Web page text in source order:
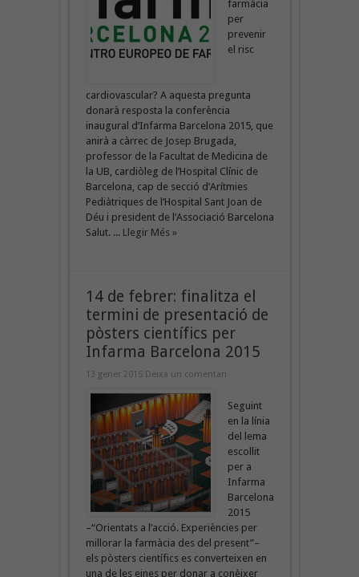
farmàcia
per
prevenir
el risc
cardiovascular? A aquesta pregunta
donarà resposta la conferència
inaugural d’Infarma Barcelona 2015, que
anirà a càrrec de Josep Brugada,
professor de la Facultat de Medicina de
la UB, cardiòleg de l’Hospital Clínic de
Barcelona, cap de secció d’Arítmies
Pediàtriques de l’Hospital Sant Joan de
Déu i president de l’Associació Barcelona
Salut. ... Llegir Més »
14 de febrer: finalitza el
termini de presentació de
pòsters científics per
Infarma Barcelona 2015
13 gener 2015 Deixa un comentari
Seguint
en la línia
del lema
escollit
per a
Infarma
Barcelona
2015
–“Orientats a l’acció. Experiències per
millorar la farmàcia des del present”–
els pòsters científics es converteixen en
una de les eines per donar a conèixer